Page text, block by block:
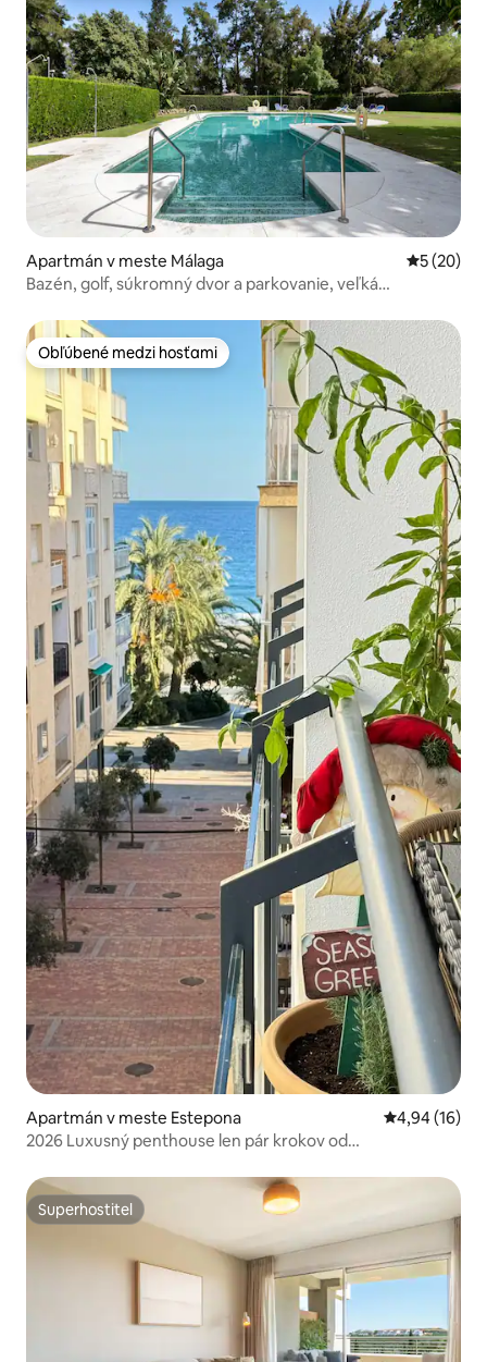
Apartmán v meste Málaga
5 (20)
Bazén, golf, súkromný dvor a parkovanie, veľká
Obľúbené medzi hosťami
Obľúbené medzi hosťami
Apartmán v meste Estepona Priemerné
4,94 (16)
2026 Luxusný penthouse len pár krokov od
Superhostiteľ
Superhostiteľ